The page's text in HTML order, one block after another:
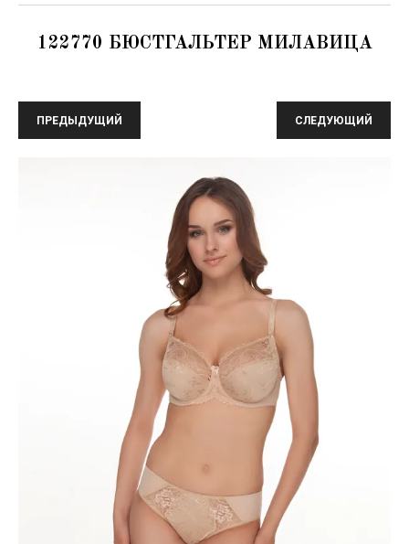
122770 БЮСТГАЛЬТЕР МИЛАВИЦА
ПРЕДЫДУЩИЙ СЛЕДУЮЩИЙ